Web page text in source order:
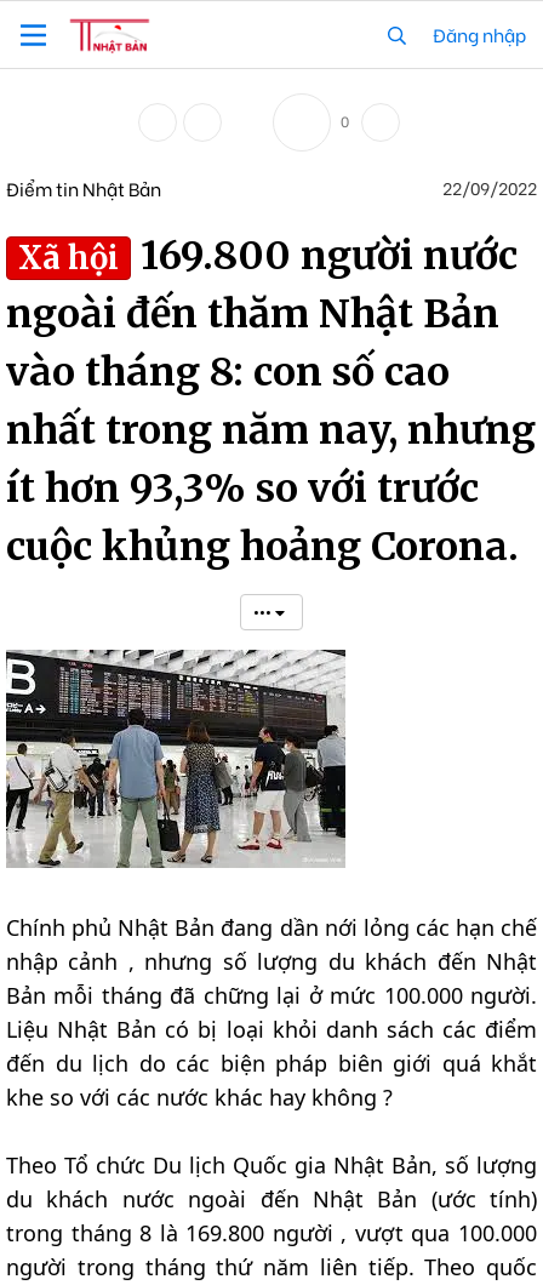
Đăng nhập
0
Điểm tin Nhật Bản 22/09/2022
Xã hội
169.800 người nước
ngoài đến thăm Nhật Bản
vào tháng 8: con số cao
nhất trong năm nay, nhưng
ít hơn 93,3% so với trước
cuộc khủng hoảng Corona.
•••
Chính phủ Nhật Bản đang dần nới lỏng các hạn chế
nhập cảnh , nhưng số lượng du khách đến Nhật
Bản mỗi tháng đã chững lại ở mức 100.000 người.
Liệu Nhật Bản có bị loại khỏi danh sách các điểm
đến du lịch do các biện pháp biên giới quá khắt
khe so với các nước khác hay không ?
Theo Tổ chức Du lịch Quốc gia Nhật Bản, số lượng
du khách nước ngoài đến Nhật Bản (ước tính)
trong tháng 8 là 169.800 người , vượt qua 100.000
người trong tháng thứ năm liên tiếp. Theo quốc